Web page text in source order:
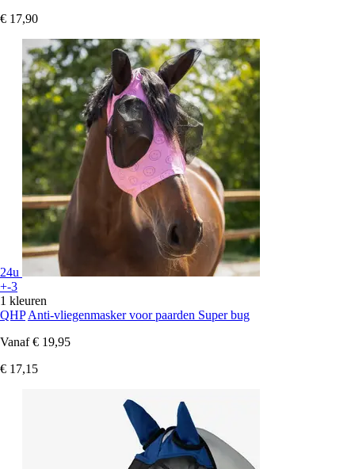
€ 17,90
24u
+-3
1 kleuren
QHP Anti-vliegenmasker voor paarden Super bug
Vanaf € 19,95
€ 17,15